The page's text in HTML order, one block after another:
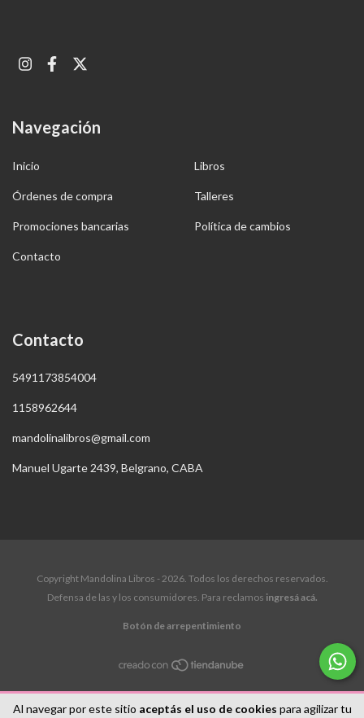
Al navegar por este sitio aceptás el uso de cookies para agilizar tu
Navegación
Inicio Libros
Órdenes de compra Talleres
Promociones bancarias Política de cambios
Contacto
Contacto
5491173854004
1158962644
mandolinalibros@gmail.com
Manuel Ugarte 2439, Belgrano, CABA
Copyright Mandolina Libros - 2026. Todos los derechos reservados.
Defensa de las y los consumidores. Para reclamos ingresá acá.
Botón de arrepentimiento